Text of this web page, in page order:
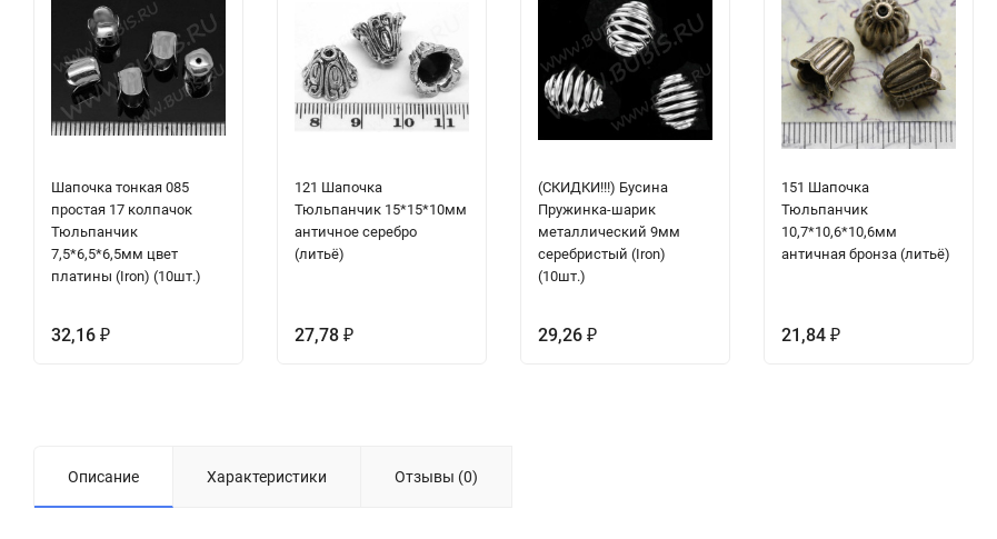
Шапочка тонкая 085
простая 17 колпачок
Тюльпанчик
7,5*6,5*6,5мм цвет
платины (Iron) (10шт.)
32,16 ₽
121 Шапочка
Тюльпанчик 15*15*10мм
античное серебро
(литьё)
27,78 ₽
(СКИДКИ!!!) Бусина
Пружинка-шарик
металлический 9мм
серебристый (Iron)
(10шт.)
29,26 ₽
151 Шапочка
Тюльпанчик
10,7*10,6*10,6мм
античная бронза (литьё)
21,84 ₽
Описание Характеристики Отзывы (0)